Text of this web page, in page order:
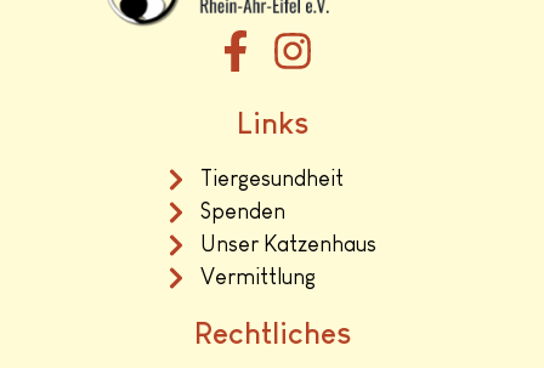
Links
Tiergesundheit
Spenden
Unser Katzenhaus
Vermittlung
Rechtliches